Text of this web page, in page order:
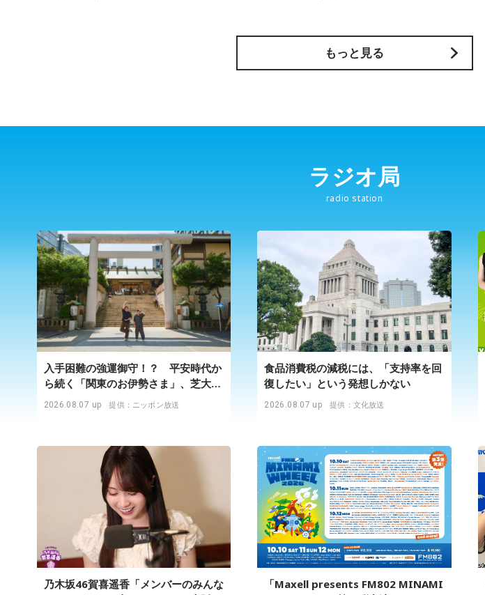
もっと見る
ラジオ局
radio station
入手困難の強運御守！？ 平安時代か
ら続く「関東のお伊勢さま」、芝大神
宮にてランパンプスが合格祈願！
2026.08.07 up 提供：ニッポン放送
食品消費税の減税には、「支持率を回
復したい」という発想しかない
2026.08.07 up 提供：文化放送
乃木坂46賀喜遥香「メンバーのみんな
「Maxell presents FM802 MINAMI